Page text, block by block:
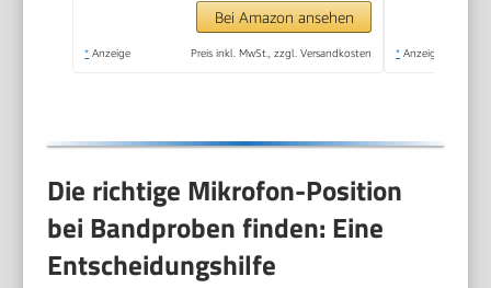
Heimgebrauch Audio
Bei Amazon ansehen
* Anzeige Preis inkl. MwSt., zzgl. Versandkosten * Anzeige
Die richtige Mikrofon-Position
bei Bandproben finden: Eine
Entscheidungshilfe